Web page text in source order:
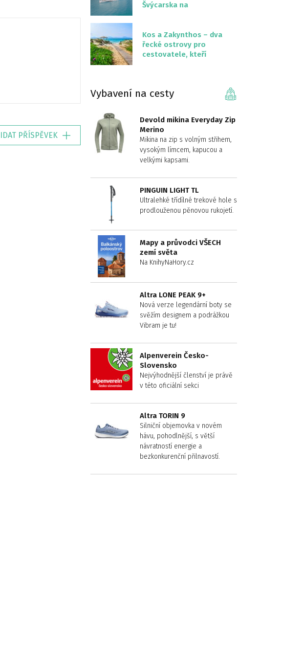
PŘÍSPĚVEK
Švýcarska na
Kos a Zakynthos – dva
řecké ostrovy pro
cestovatele, kteří
Vybavení na cesty
Devold mikina Everyday Zip
Merino
Mikina na zip s volným střihem,
vysokým límcem, kapucou a
velkými kapsami.
PINGUIN LIGHT TL
Ultralehké třídílné trekové hole s
prodlouženou pěnovou rukojetí.
Mapy a průvodci VŠECH
zemí světa
Na KnihyNaHory.cz
Altra LONE PEAK 9+
Nová verze legendární boty se
svěžím designem a podrážkou
Vibram je tu!
Alpenverein Česko-
Slovensko
Nejvýhodnější členství je právě
v této oficiální sekci
Altra TORIN 9
Silniční objemovka v novém
hávu, pohodlnější, s větší
návratností energie a
bezkonkurenční přilnavostí.